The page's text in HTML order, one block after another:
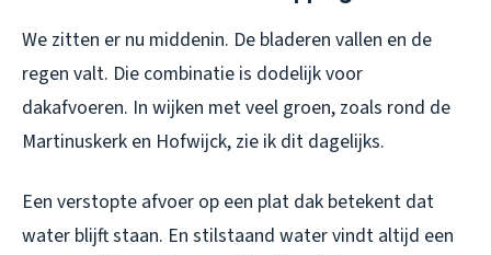
We zitten er nu middenin. De bladeren vallen en de
regen valt. Die combinatie is dodelijk voor
dakafvoeren. In wijken met veel groen, zoals rond de
Martinuskerk en Hofwijck, zie ik dit dagelijks.
Een verstopte afvoer op een plat dak betekent dat
water blijft staan. En stilstaand water vindt altijd een